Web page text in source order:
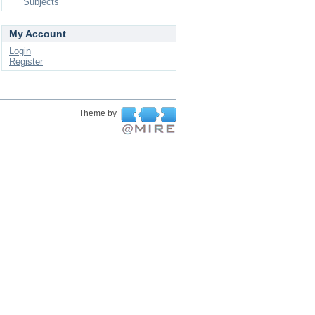
My Account
Login
Register
Theme by